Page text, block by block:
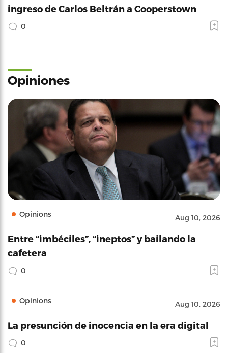
ingreso de Carlos Beltrán a Cooperstown
0
Opiniones
Opinions Aug 10, 2026
Entre “imbéciles”, “ineptos” y bailando la
cafetera
0
Opinions Aug 10, 2026
La presunción de inocencia en la era digital
0